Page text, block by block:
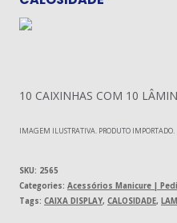
10 CAIXINHAS COM 10
IMAGEM ILUSTRATIVA. PRODUTO IMPORTADO.
SKU: 2565
Categories: Acessórios Manicure |
Tags: CAIXA DISPLAY, CALOSIDADE,